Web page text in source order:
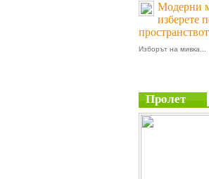
Модерни
изберете
Изборът на мивка...
Пролет